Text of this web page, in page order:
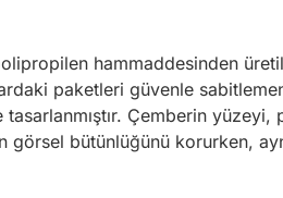
hammaddesinden
paketleri güvenle
Çemberin
bütünlüğünü korurken,